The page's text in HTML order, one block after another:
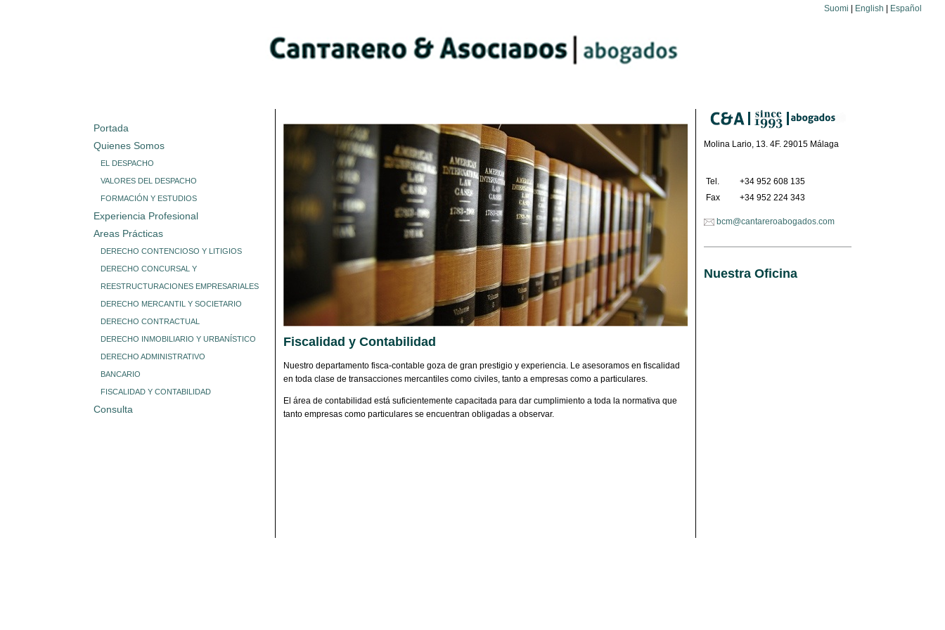
Suomi English Español
Portada
Quienes Somos
EL DESPACHO
VALORES DEL DESPACHO
FORMACIÓN Y ESTUDIOS
Experiencia Profesional
Areas Prácticas
DERECHO CONTENCIOSO Y LITIGIOS
DERECHO CONCURSAL Y
REESTRUCTURACIONES EMPRESARIALES
DERECHO MERCANTIL Y SOCIETARIO
DERECHO CONTRACTUAL
DERECHO INMOBILIARIO Y URBANÍSTICO
DERECHO ADMINISTRATIVO
BANCARIO
FISCALIDAD Y CONTABILIDAD
Consulta
Fiscalidad y Contabilidad
Nuestro departamento fisca-contable goza de gran prestigio y experiencia. Le asesoramos en fiscalidad
en toda clase de transacciones mercantiles como civiles, tanto a empresas como a particulares.
El área de contabilidad está suficientemente capacitada para dar cumplimiento a toda la normativa que
tanto empresas como particulares se encuentran obligadas a observar.
Molina Lario, 13. 4F. 29015 Málaga
Tel.
+34 952 608 135
Fax
+34 952 224 343
bcm@cantareroabogados.com
Nuestra Oficina